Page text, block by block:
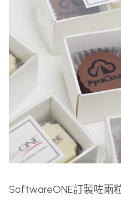
SoftwareONE訂製咗兩